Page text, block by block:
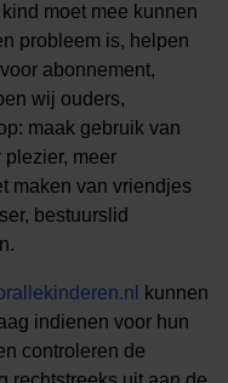
moet mee kunnen
probleem is, helpen
abonnement,
wij ouders,
maak gebruik van
plezier, meer
maken van vriendjes
bestuurslid
kunnen
indienen voor hun
controleren de